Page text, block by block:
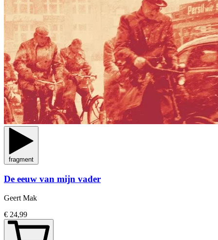
fragment
De eeuw van mijn vader
Geert Mak
€ 24,99